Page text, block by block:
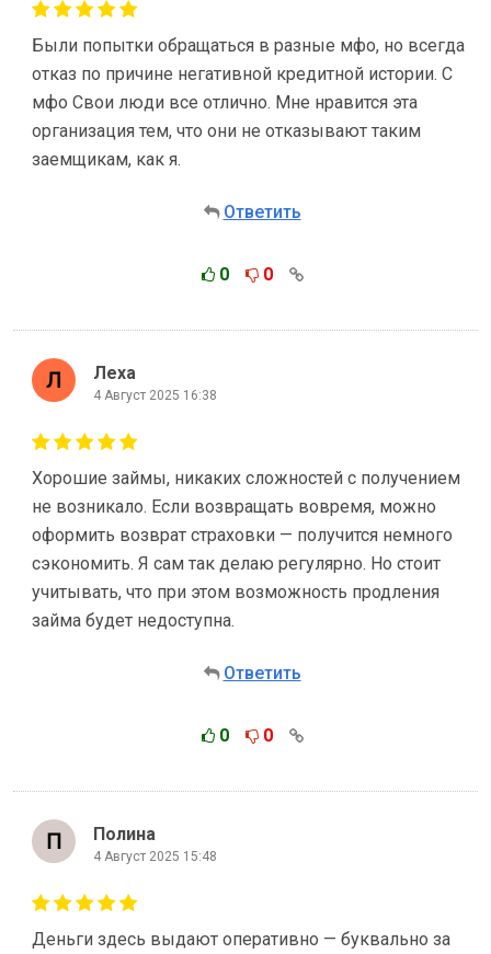
Были попытки обращаться в разные мфо, но всегда
отказ по причине негативной кредитной истории. С
мфо Свои люди все отлично. Мне нравится эта
организация тем, что они не отказывают таким
заемщикам, как я.
Ответить
0 0
Леха
4 Август 2025 16:38
Хорошие займы, никаких сложностей с получением
не возникало. Если возвращать вовремя, можно
оформить возврат страховки — получится немного
сэкономить. Я сам так делаю регулярно. Но стоит
учитывать, что при этом возможность продления
займа будет недоступна.
Ответить
0 0
Полина
4 Август 2025 15:48
Деньги здесь выдают оперативно — буквально за